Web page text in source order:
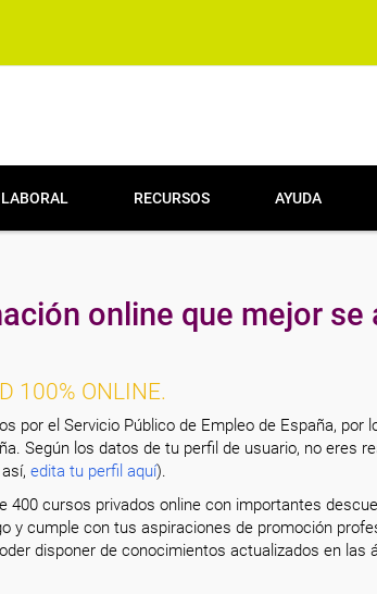
RECURSOS AYUDA
online que mejor se
100% ONLINE.
por el Servicio Público de Empleo de España, por
Según los datos de tu perfil de usuario, no eres
edita tu perfil aquí).
400 cursos privados online con importantes
y cumple con tus aspiraciones de promoción
disponer de conocimientos actualizados en las